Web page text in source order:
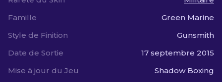
Famille
Green Marine
Style de Finition
Gunsmith
Date de Sortie
17 septembre 2015
Mise à jour du Jeu
Shadow Boxing